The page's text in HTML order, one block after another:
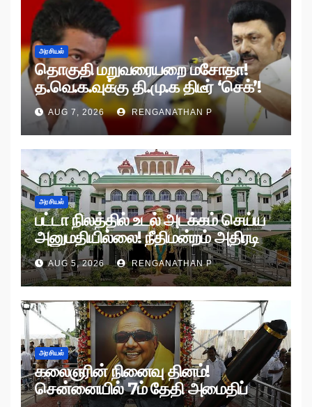
அரசியல்
தொகுதி மறுவரையறை மசோதா!
த.வெ.க.வுக்கு தி.மு.க திடீர் ‘செக்’!
AUG 7, 2026 RENGANATHAN P
அரசியல்
பட்டா நிலத்தில் உடல் அடக்கம் செய்ய
அனுமதியில்லை! நீதிமன்றம் அதிரடி
உத்தரவு!
AUG 5, 2026 RENGANATHAN P
அரசியல்
கலைஞரின் நினைவு தினம்!
சென்னையில் 7ம் தேதி அமைதிப்